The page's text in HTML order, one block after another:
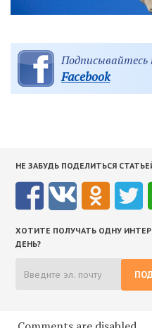
Подписывайтесь
Facebook
НЕ ЗАБУДЬ ПОДЕЛИТЬСЯ
ХОТИТЕ ПОЛУЧАТЬ ОДНУ
ДЕНЬ?